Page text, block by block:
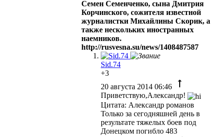
Семен Семенченко, сына Дмитрия
Корчинского, сожителя известной
журналистки Михайлины Скорик, а
также нескольких иностранных
наемников.
http://rusvesna.su/news/1408487587
Sid.74
+3
20 августа 2014 06:46
Приветствую,Александр!
Цитата: Александр романов
Только за сегодняшней день в
результате тяжелых боев под
Донецком погибло 483